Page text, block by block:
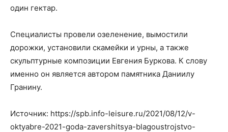
один гектар.
Специалисты провели озеленение, вымостили
дорожки, установили скамейки и урны, а также
скульптурные композиции Евгения Буркова. К слову
именно он является автором памятника Даниилу
Гранину.
Источник: https://spb.info-leisure.ru/2021/08/12/v-
oktyabre-2021-goda-zavershitsya-blagoustrojstvo-